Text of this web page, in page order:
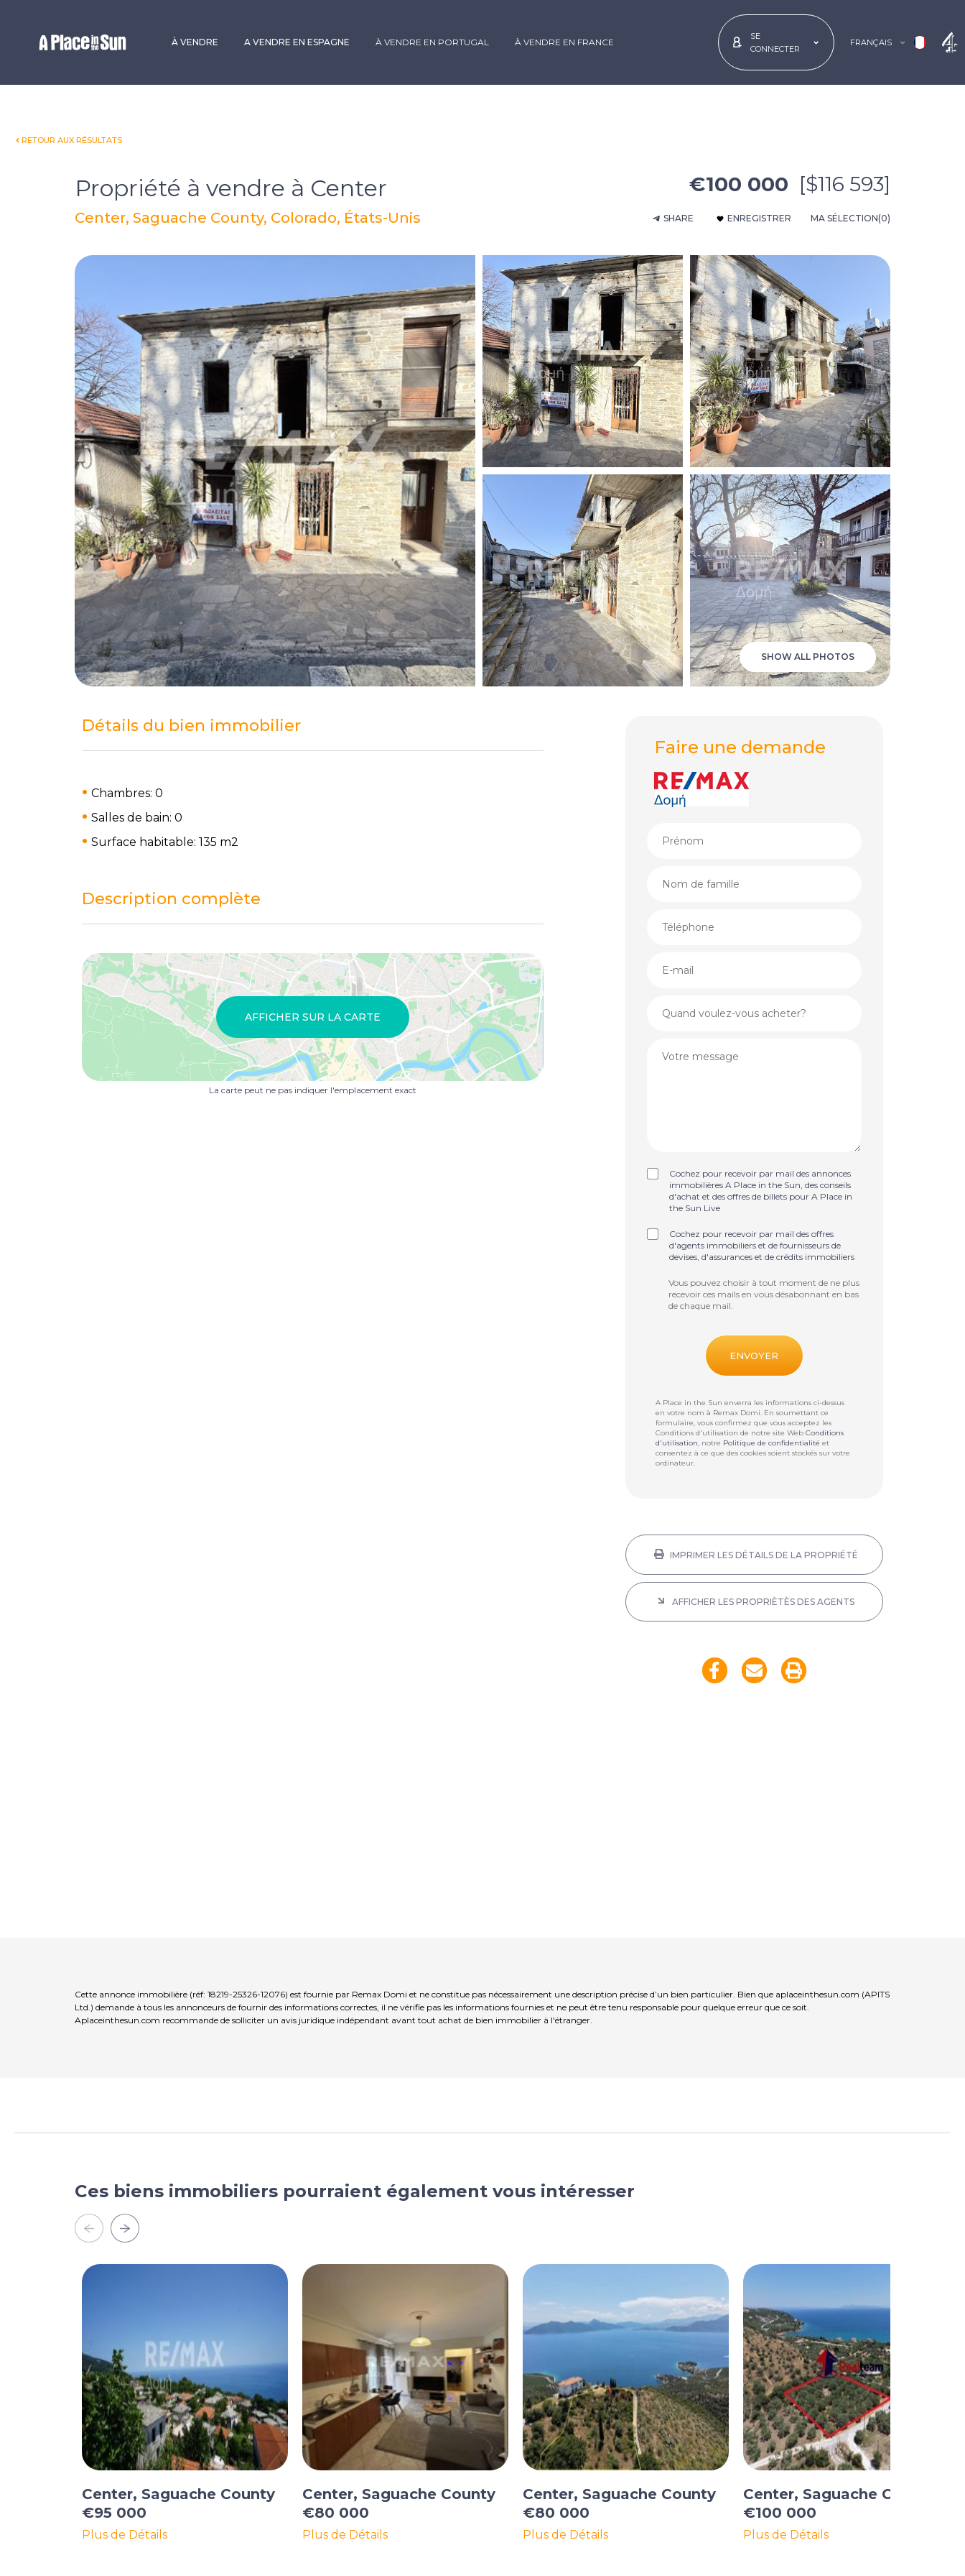
À VENDRE A VENDRE EN ESPAGNE À VENDRE EN PORTUGAL À VENDRE EN FRANCE
SE
CONNECTER
FRANÇAIS
RETOUR AUX RÉSULTATS
Propriété à vendre à Center
Center, Saguache County, Colorado, États-Unis
€100 000 [$116 593]
SHARE ENREGISTRER MA SÉLECTION(0)
SHOW ALL PHOTOS
Détails du bien immobilier
Chambres: 0
Salles de bain: 0
Surface habitable: 135 m2
Description complète
AFFICHER SUR LA CARTE
La carte peut ne pas indiquer l'emplacement exact
Faire une demande
Cochez pour recevoir par mail des annonces
immobilières A Place in the Sun, des conseils
d'achat et des offres de billets pour A Place in
the Sun Live
Cochez pour recevoir par mail des offres
d'agents immobiliers et de fournisseurs de
devises, d'assurances et de crédits immobiliers
Vous pouvez choisir à tout moment de ne plus
recevoir ces mails en vous désabonnant en bas
de chaque mail.
A Place in the Sun enverra les informations ci-dessus
en votre nom à Remax Domi. En soumettant ce
formulaire, vous confirmez que vous acceptez les
Conditions d'utilisation de notre site WebConditions
d'utilisation, notre Politique de confidentialité et
consentez à ce que des cookies soient stockés sur votre
ordinateur.
IMPRIMER LES DÉTAILS DE LA PROPRIÉTÉ
AFFICHER LES PROPRIÈTÈS DES AGENTS
Cette annonce immobilière (réf: 18219-25326-12076) est fournie par Remax Domi et ne constitue pas nécessairement une description précise d’un bien particulier. Bien que aplaceinthesun.com (APITS
Ltd.) demande à tous les annonceurs de fournir des informations correctes, il ne vérifie pas les informations fournies et ne peut être tenu responsable pour quelque erreur que ce soit.
Aplaceinthesun.com recommande de solliciter un avis juridique indépendant avant tout achat de bien immobilier à l'étranger.
Ces biens immobiliers pourraient également vous intéresser
Center, Saguache County
€95 000
Plus de Détails
Center, Saguache County
€80 000
Plus de Détails
Center, Saguache County
€80 000
Plus de Détails
Center, Saguache County
€100 000
Plus de Détails